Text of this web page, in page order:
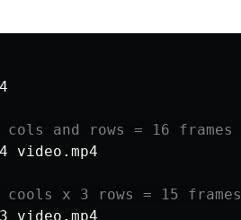
cols and rows = 16 frames
video.mp4
cools x 3 rows = 15 frames
video.mp4